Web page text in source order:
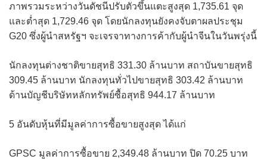
ภาพรวมระหว่างวันดัชนีปรับตัวขึ้นแตะสูงสุด 1,735.61 จุด
และต่ำสุด 1,729.46 จุด โดยนักลงทุนยังคงจับตาผลประชุม
G20 ซึ่งผู้นำสหรัฐฯ จะเจรจาทางการค้ากับผู้นำจีนในวันพรุ่งนี้
นักลงทุนต่างชาติขายสุทธิ 331.30 ล้านบาท สถาบันขายสุทธิ
309.45 ล้านบาท นักลงทุนทั่วไปขายสุทธิ 303.42 ล้านบาท
ด้านบัญชีบริษัทหลักทรัพย์ซื้อสุทธิ 944.17 ล้านบาท
5 อันดับหุ้นที่มีมูลค่าการซื้อขายสูงสุด ได้แก่
GPSC มูลค่าการซื้อขาย 2,349.48 ล้านบาท ปิด 70.25 บาท